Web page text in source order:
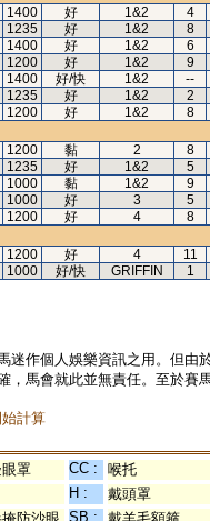
1400 好 1&2
4
1235 好 1&2
8
1400 好 1&2
6
1200 好 1&2
9
1400 好/快 1&2
--
1235 好 1&2
2
1200 好 1&2
8
1200 黏 2
8
1235 好 1&2
5
1000 黏 1&2
9
1000 好 3
5
1200 好 4
8
1200 好 4
11
1000 好/快 GRIFFIN 1
迷作個人娛樂資訊之用。但
，馬會就此並無責任。至於賽
計算
罩 CC :
喉托
H :
戴頭罩
SB :